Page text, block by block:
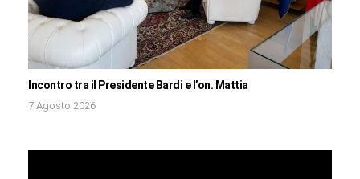
Incontro tra il Presidente Bardi e l’on. Mattia
7 Agosto 2026